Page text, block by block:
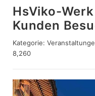
HsViko-
Kunden
Kategorie:
8,260